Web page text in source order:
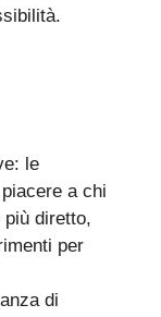
le
a chi
diretto,
per
di